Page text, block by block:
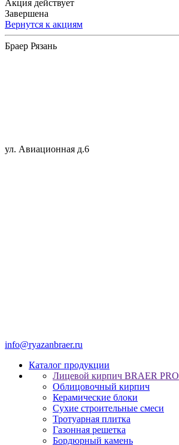
Акция действует
Завершена
Вернутся к акциям
Браер Рязань
ул. Авиационная д.6
info@ryazanbraer.ru
Каталог продукции
Лицевой кирпич BRAER PRO
Облицовочный кирпич
Керамические блоки
Сухие строительные смеси
Тротуарная плитка
Газонная решетка
Бордюрный камень